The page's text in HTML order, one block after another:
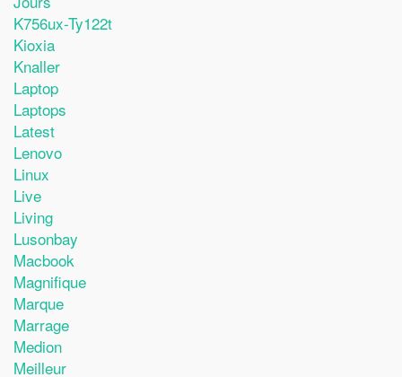
K756ux-Ty122t
Kioxia
Knaller
Laptop
Laptops
Latest
Lenovo
Linux
Live
Living
Lusonbay
Macbook
Magnifique
Marque
Marrage
Medion
Meilleur